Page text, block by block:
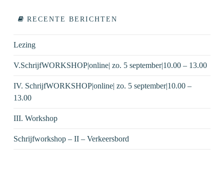
RECENTE BERICHTEN
Lezing
V.SchrijfWORKSHOP|online| zo. 5 september|10.00 – 13.00
IV. SchrijfWORKSHOP|online| zo. 5 september|10.00 –
13.00
III. Workshop
Schrijfworkshop – II – Verkeersbord